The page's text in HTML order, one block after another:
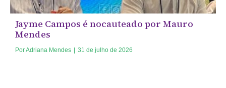
Jayme Campos é nocauteado por Mauro
Mendes
PorAdriana Mendes 31 de julho de 2026